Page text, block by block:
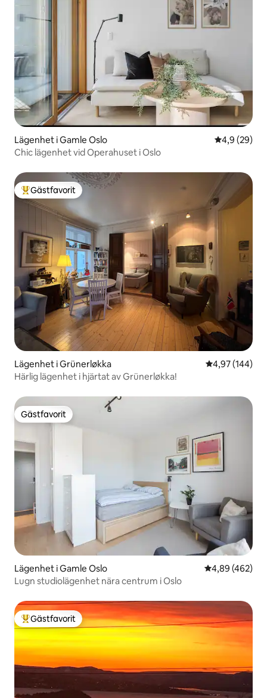
Lägenhet i Gamle Oslo 4,9 av 5 i
4,9 (29)
Chic lägenhet vid Operahuset i Oslo
Populär gästfavorit
Gästfavorit
Lägenhet i Grünerløkka 4,97 av 5 i
4,97 (144)
Härlig lägenhet i hjärtat av Grünerløkka!
Gästfavorit
Gästfavorit
Lägenhet i Gamle Oslo 4,89 av 5 i
4,89 (462)
Lugn studiolägenhet nära centrum i Oslo
Populär gästfavorit
Gästfavorit